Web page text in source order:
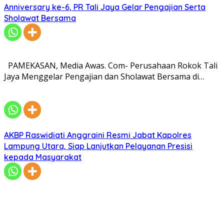
Anniversary ke-6, PR Tali Jaya Gelar Pengajian Serta
Sholawat Bersama
PAMEKASAN, Media Awas. Com- Perusahaan Rokok Tali
Jaya Menggelar Pengajian dan Sholawat Bersama di…
AKBP Raswidiati Anggraini Resmi Jabat Kapolres
Lampung Utara, Siap Lanjutkan Pelayanan Presisi
kepada Masyarakat